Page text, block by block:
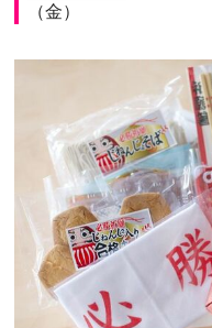
（金）